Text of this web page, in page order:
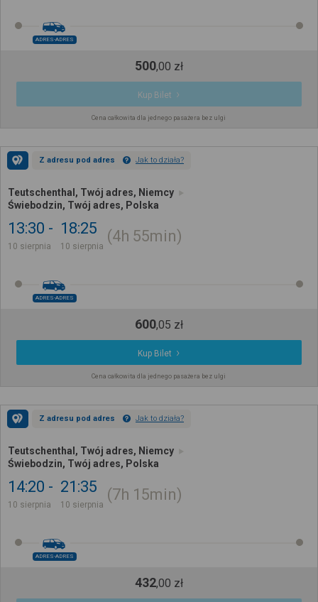
ADRES-ADRES
500,00 zł
Kup Bilet
Cena całkowita dla jednego pasażera bez ulgi
Z adresu pod adres Jak to działa?
Teutschenthal, Twój adres, Niemcy
Świebodzin, Twój adres, Polska
13:30
10 sierpnia
18:25
10 sierpnia
4h 55min
ADRES-ADRES
600,05 zł
Kup Bilet
Cena całkowita dla jednego pasażera bez ulgi
Z adresu pod adres Jak to działa?
Teutschenthal, Twój adres, Niemcy
Świebodzin, Twój adres, Polska
14:20
10 sierpnia
21:35
10 sierpnia
7h 15min
ADRES-ADRES
432,00 zł